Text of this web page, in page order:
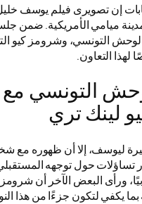
إن تصويرى فيلم يوسف
ميامي الأمريكية. ضمن
التونسي، وشرومز كيو
لهذا التعاون.
التونسي مع
لينك تري
ليوسف، إلا أن ظهوره مع
تساؤلات حول توجهه
ورأى البعض الآخر أن شرومز
يكفي لتكون جزءًا من هذا